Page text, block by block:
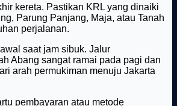
kereta. Pastikan KRL yang dinaiki
Parung Panjang, Maja, atau Tanah
perjalanan.
saat jam sibuk. Jalur
Abang sangat ramai pada pagi dan
arah permukiman menuju Jakarta
pembayaran atau metode